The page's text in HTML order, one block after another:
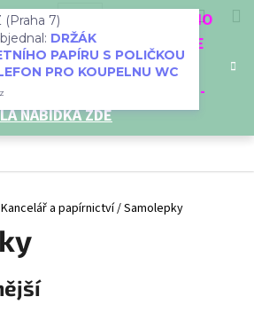
NAKUPTE 4 VĚCI Z NAŠEHO
NEJLEVNĚJŠÍ DOSTANETE
ZDARMA!
VÝROBKY
-
NABÍDKA ZDE
HledatPřihlášení
Kancelář a papírnictví/Samolepky
(Praha 7)
DRŽÁK
PAPÍRU S POLIČKOU
PRO KOUPELNU WC